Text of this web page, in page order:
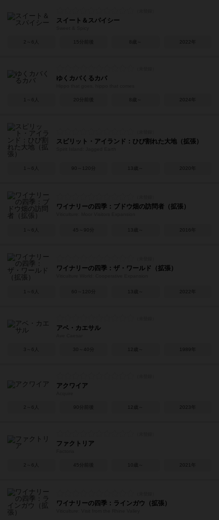
スイート＆スパイシー
2～6人 15分前後 8歳～ 2022年
ゆくカバくるカバ
1～6人 20分前後 8歳～ 2024年
スピリット・アイランド：ひび割れた大地（拡張）
1～6人 90～120分 13歳～ 2020年
ワイナリーの四季：ブドウ畑の訪問者（拡張）
1～6人 45～90分 13歳～ 2016年
ワイナリーの四季：ザ・ワールド（拡張）
1～6人 60～120分 13歳～ 2022年
アベ・カエサル
3～6人 30～40分 12歳～ 1989年
アクワイア
2～6人 90分前後 12歳～ 2023年
ファクトリア
2～6人 45分前後 10歳～ 2021年
ワイナリーの四季：ラインガウ（拡張）